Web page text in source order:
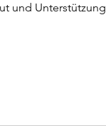
und Unterstützung